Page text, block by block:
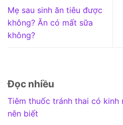
Mẹ sau sinh ăn tiêu được
không? Ăn có mất sữa
không?
Đọc nhiều
Tiêm thuốc tránh thai có kinh
nên biết